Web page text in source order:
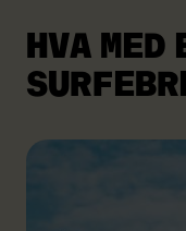
HVA MED